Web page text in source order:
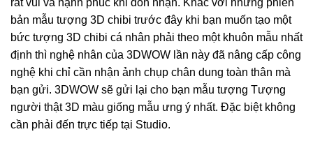
rất vui và hạnh phúc khi đón nhận. Khác với những phiên
bản mẫu tượng 3D chibi trước đây khi bạn muốn tạo một
bức tượng 3D chibi cá nhân phải theo một khuôn mẫu nhất
định thì nghệ nhân của 3DWOW lần này đã nâng cấp công
nghệ khi chỉ cần nhận ảnh chụp chân dung toàn thân mà
bạn gửi. 3DWOW sẽ gửi lại cho bạn mẫu tượng Tượng
người thật 3D màu giống mẫu ưng ý nhất. Đặc biệt không
cần phải đến trực tiếp tại Studio.